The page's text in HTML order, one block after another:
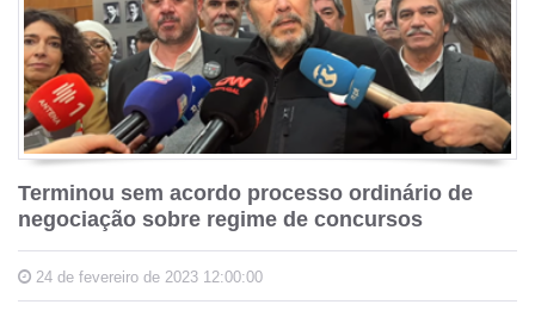
Terminou sem acordo processo ordinário de
negociação sobre regime de concursos
24 de fevereiro de 2023 12:00:00